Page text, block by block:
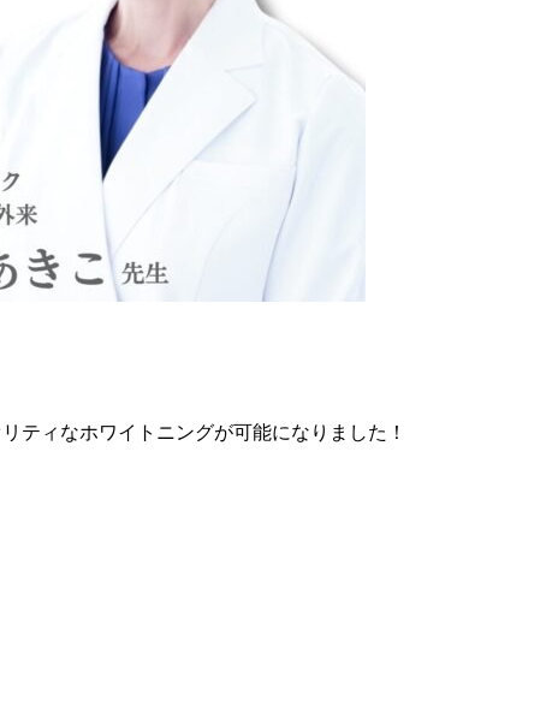
ティなホワイトニングが可能になりました！